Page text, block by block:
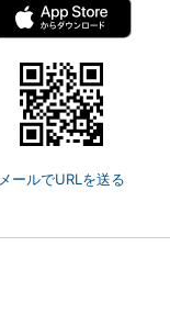
メールでURLを送る